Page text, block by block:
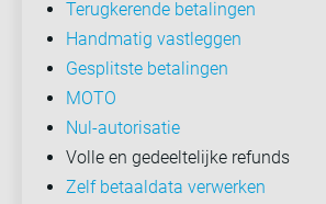
Terugkerende betalingen
Handmatig vastleggen
Gesplitste betalingen
MOTO
Nul-autorisatie
Volle en gedeeltelijke refunds
Zelf betaaldata verwerken